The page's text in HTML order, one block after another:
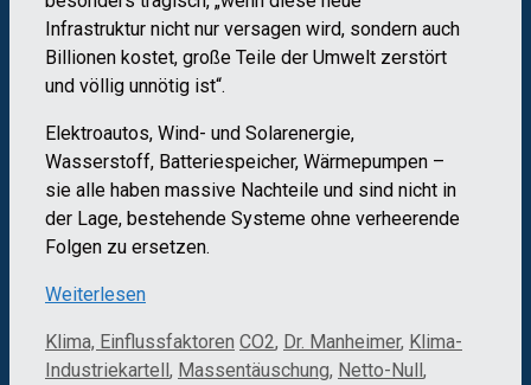
Infrastruktur nicht nur versagen wird, sondern auch
Billionen kostet, große Teile der Umwelt zerstört
und völlig unnötig ist“.
Elektroautos, Wind- und Solarenergie,
Wasserstoff, Batteriespeicher, Wärmepumpen –
sie alle haben massive Nachteile und sind nicht in
der Lage, bestehende Systeme ohne verheerende
Folgen zu ersetzen.
Weiterlesen
Kategorien
Klima, Einflussfaktoren Schlagwörter
CO2, Dr. Manheimer, Klima-
Industriekartell, Massentäuschung, Netto-Null,